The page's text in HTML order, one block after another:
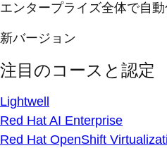
エンタープライズ全体で自動
新バージョン
注目のコースと認定
Lightwell
Red Hat AI Enterprise
Red Hat OpenShift